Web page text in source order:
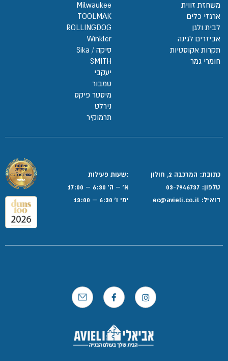
משחזת זווית
ארגזי כלים
לבית ולגן
אביזרים לגינה
תקרות אקוסטיות
חומרי גמר
Milwaukee
TOOLMAK
ROLLINGDOG
Winkler
סיקה / Sika
SMITH
יעקבי
טמבור
מיסטר פיקס
נירלט
תרמוקיר
כתובת: המרכבה 2, חולון
טלפון: 03-7946737
דוא”ל:
:שעות פעילות
א' – ה' 6:30 – 17:00
ימי ו' 6:30 – 13:00